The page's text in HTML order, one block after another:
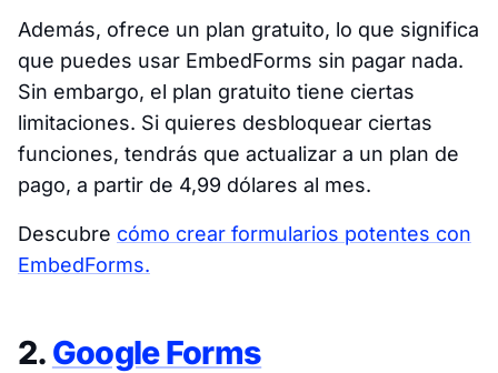
Además, ofrece un plan gratuito, lo que significa
que puedes usar EmbedForms sin pagar nada.
Sin embargo, el plan gratuito tiene ciertas
limitaciones. Si quieres desbloquear ciertas
funciones, tendrás que actualizar a un plan de
pago, a partir de 4,99 dólares al mes.
Descubre cómo crear formularios potentes con
EmbedForms.
2. Google Forms